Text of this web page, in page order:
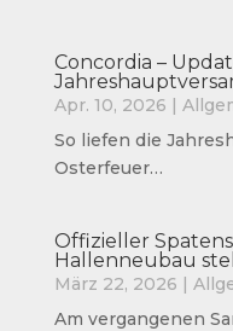
Concordia –
Apr. 10, 2026 |
So liefen die
Osterfeuer…
Offizieller
Hallenneubau
März 22, 2026 |
Am vergangenen